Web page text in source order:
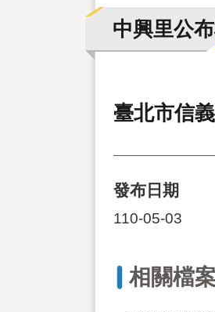
中興里公
臺北市信
發布日期
110-05-03
相關檔